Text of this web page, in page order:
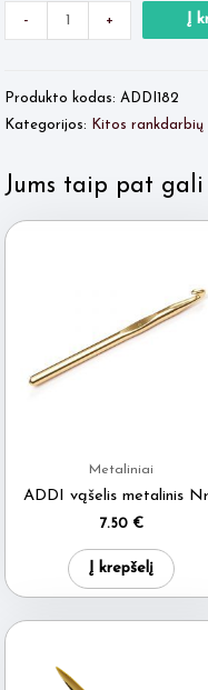
Quantity
-
produkto
kiekis:
ŽIOGAI
DIDELI
Quantity
+ Į
Produkto kodas: ADDI182
Kategorijos:
Kitos rankdarbių
Jums taip pat
Metaliniai
ADDI vąšelis metalinis
7.50 €
Į krepšelį